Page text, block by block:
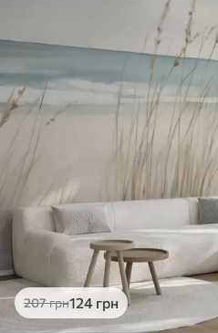
207грн124 грн